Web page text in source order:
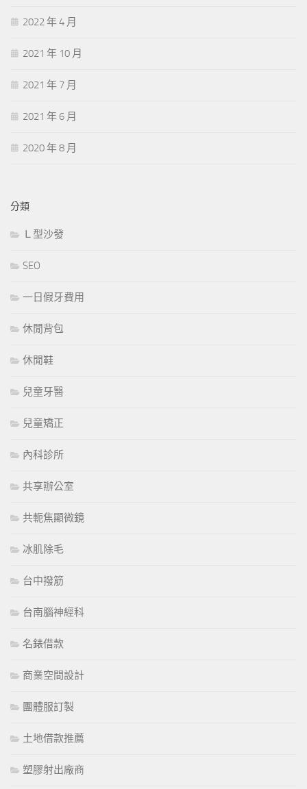
2022 年 4 月
2021 年 10 月
2021 年 7 月
2021 年 6 月
2020 年 8 月
分類
Ｌ型沙發
SEO
一日假牙費用
休閒背包
休閒鞋
兒童牙醫
兒童矯正
內科診所
共享辦公室
共軛焦顯微鏡
冰肌除毛
台中撥筋
台南腦神經科
名錶借款
商業空間設計
團體服訂製
土地借款推薦
塑膠射出廠商